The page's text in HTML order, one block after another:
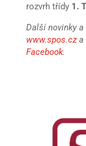
rozvrh třídy 1. T
Další novinky
www.spos.cza
Facebook.